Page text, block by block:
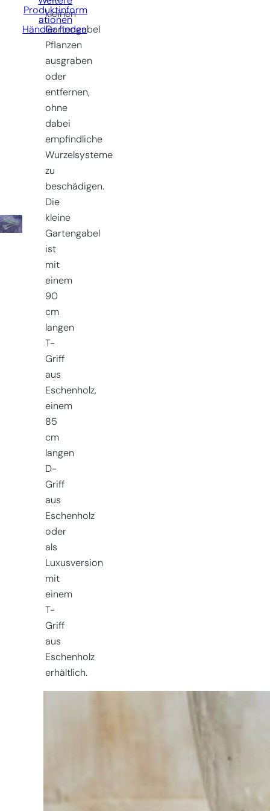
Produktinform
ationen
Händler finden
kleinen
Gartengabel
Pflanzen
ausgraben
oder
entfernen,
ohne
dabei
empfindliche
Wurzelsysteme
zu
beschädigen.
Die
kleine
Gartengabel
ist
mit
einem
90
cm
langen
T-
Griff
aus
Eschenholz,
einem
85
cm
langen
D-
Griff
aus
Eschenholz
oder
als
Luxusversion
mit
einem
T-
Griff
aus
Eschenholz
erhältlich.
Auswahl?